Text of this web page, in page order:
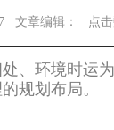
文章编辑： 点
、环境时运
规划布局。